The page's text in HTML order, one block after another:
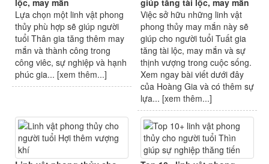
lộc, may mắn
Lựa chọn một linh vật phong
thủy phù hợp sẽ giúp người
tuổi Thân gia tăng thêm may
mắn và thành công trong
công viêc, sự nghiệp và hạnh
phúc gia... [xem thêm...]
giúp tăng tài lộc, may mắn
Việc sở hữu những linh vật
phong thủy may mắn này sẽ
giúp cho người tuổi Tuất gia
tăng tài lộc, may mắn và sự
thịnh vượng trong cuộc sống.
Xem ngay bài viết dưới đây
của Hoàng Gia và có thêm sự
lựa... [xem thêm...]